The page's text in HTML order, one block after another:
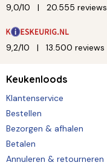
9,0/10 20.555 reviews
9,2/10 13.500 reviews
Keukenloods
Klantenservice
Bestellen
Bezorgen & afhalen
Betalen
Annuleren & retourneren